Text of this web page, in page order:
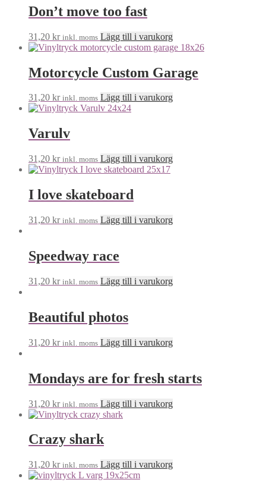
Don’t move too fast
31,20 kr inkl. moms Lägg till i varukorg
Motorcycle Custom Garage
31,20 kr inkl. moms Lägg till i varukorg
Varulv
31,20 kr inkl. moms Lägg till i varukorg
I love skateboard
31,20 kr inkl. moms Lägg till i varukorg
Speedway race
31,20 kr inkl. moms Lägg till i varukorg
Beautiful photos
31,20 kr inkl. moms Lägg till i varukorg
Mondays are for fresh starts
31,20 kr inkl. moms Lägg till i varukorg
Crazy shark
31,20 kr inkl. moms Lägg till i varukorg